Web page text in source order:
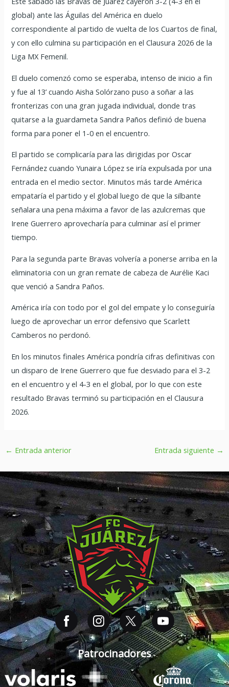
global) ante las Águilas del América en duelo
correspondiente al partido de vuelta de los Cuartos de final,
y con ello culmina su participación en el Clausura 2026 de la
Liga MX Femenil.
El duelo comenzó como se esperaba, intenso de inicio a fin
y fue al 13’ cuando Aisha Solórzano puso a soñar a las
fronterizas con una gran jugada individual, donde tras
quitarse a la guardameta Sandra Paños definió de buena
forma para poner el 1-0 en el encuentro.
El partido se complicaría para las dirigidas por Oscar
Fernández cuando Yunaira López se iría expulsada por una
entrada en el medio sector. Minutos más tarde América
empataría el partido y el global luego de que la silbante
señalara una pena máxima a favor de las azulcremas que
Irene Guerrero aprovecharía para culminar así el primer
tiempo.
Para la segunda parte Bravas volvería a ponerse arriba en la
eliminatoria con un gran remate de cabeza de Aurélie Kaci
que venció a Sandra Paños.
América iría con todo por el gol del empate y lo conseguiría
luego de aprovechar un error defensivo que Scarlett
Camberos no perdonó.
En los minutos finales América pondría cifras definitivas con
un disparo de Irene Guerrero que fue desviado para el 3-2
en el encuentro y el 4-3 en el global, por lo que con este
resultado Bravas terminó su participación en el Clausura
2026.
← Entrada anterior Entrada siguiente →
Patrocinadores